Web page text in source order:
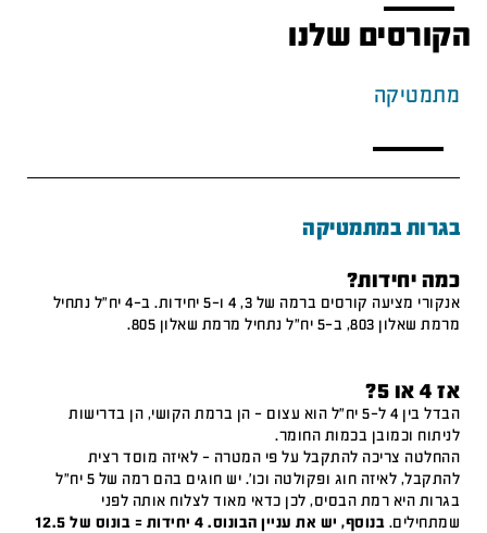
הקורסים שלנו
מתמטיקה
בגרות במתמטיקה
כמה יחידות?
אנקורי מציעה קורסים ברמה של 3, 4 ו-5 יחידות. ב-4 יח"ל נתחיל
מרמת שאלון 803, ב-5 יח"ל נתחיל מרמת שאלון 805.
אז 4 או 5?
הבדל בין 4 ל-5 יח"ל הוא עצום – הן ברמת הקושי, הן בדרישות
לניתוח וכמובן בכמות החומר.
ההחלטה צריכה להתקבל על פי המטרה – לאיזה מוסד רצית
להתקבל, לאיזה חוג ופקולטה וכו'. יש חוגים בהם רמה של 5 יח"ל
בגרות היא רמת הבסיס, לכן כדאי מאוד לצלוח אותה לפני
שמתחילים.
בנוסף, יש את עניין הבונוס. 4 יחידות = בונוס של 12.5